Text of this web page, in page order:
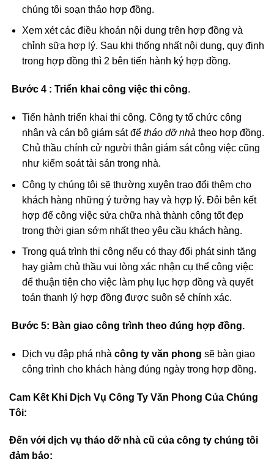
chúng tôi soạn thảo hợp đồng.
Xem xét các điều khoản nội dung trên hợp đồng và
chỉnh sữa hợp lý. Sau khi thống nhất nội dung, quy định
trong hợp đồng thì 2 bên tiến hành ký hợp đồng.
Bước 4 : Triển khai công việc thi công.
Tiến hành triển khai thi công. Công ty tổ chức công
nhân và cán bộ giám sát để tháo dỡ nhà theo hợp đồng.
Chủ thầu chính cử người thân giám sát công việc cũng
như kiểm soát tài sản trong nhà.
Công ty chúng tôi sẽ thường xuyên trao đổi thêm cho
khách hàng những ý tưởng hay và hợp lý. Đôi bên kết
hợp để công việc sửa chữa nhà thành công tốt đẹp
trong thời gian sớm nhất theo yêu cầu khách hàng.
Trong quá trình thi công nếu có thay đổi phát sinh tăng
hay giảm chủ thầu vui lòng xác nhận cụ thể công việc
để thuận tiện cho việc làm phụ lục hợp đồng và quyết
toán thanh lý hợp đồng được suôn sẻ chính xác.
Bước 5: Bàn giao công trình theo đúng hợp đồng.
Dịch vụ đập phá nhà công ty văn phong sẽ bàn giao
công trình cho khách hàng đúng ngày trong hợp đồng.
Cam Kết Khi Dịch Vụ Công Ty Văn Phong Của Chúng
Tôi:
Đến với dịch vụ tháo dỡ nhà cũ của công ty chúng tôi
đảm bảo: